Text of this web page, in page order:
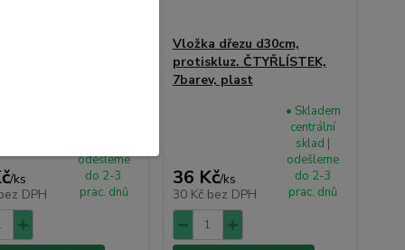
/ks
DPH
odešleme
do 2-3
prac. dnů
Vložka dřezu d30cm,
protiskluz. ČTYŘLÍSTEK,
7barev, plast
36 Kč/ks
30 Kč bez DPH
• Skladem
centrální
sklad |
odešleme
do 2-3
prac. dnů